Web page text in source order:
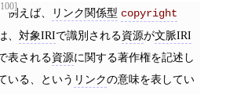
例えば、 リンク関係型 copyright
、 対象IRIで識別される資源が文脈IRI
表される資源に関する著作権を記述し
いる、という リンクの意味を表してい